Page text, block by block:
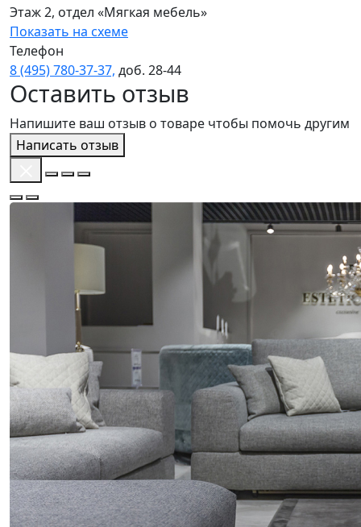
Этаж 2, отдел «Мягкая мебель»
Показать на схеме
Телефон
8 (495) 780‑37‑37, доб. 28‑44
Оставить отзыв
Напишите ваш отзыв о товаре чтобы помочь другим
Написать отзыв